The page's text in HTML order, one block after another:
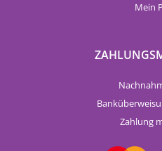
Mein
Zahlung